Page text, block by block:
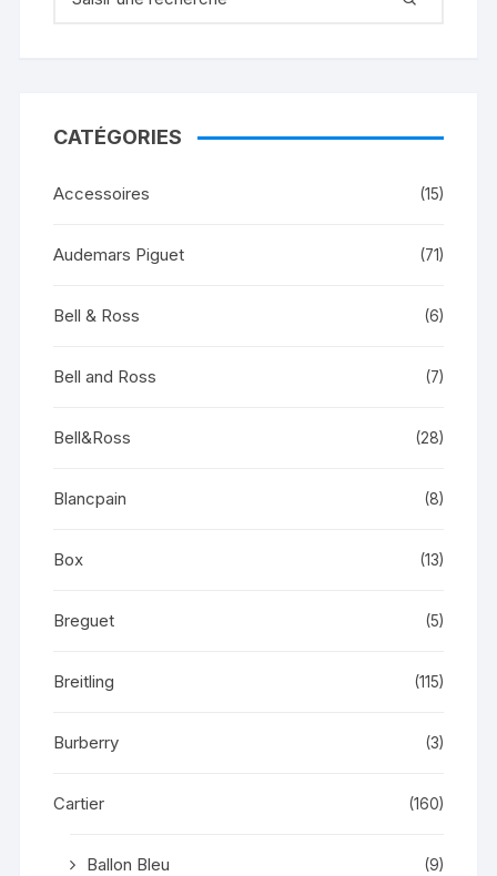
CATÉGORIES
Accessoires (15)
Audemars Piguet (71)
Bell & Ross (6)
Bell and Ross (7)
Bell&Ross (28)
Blancpain (8)
Box (13)
Breguet (5)
Breitling (115)
Burberry (3)
Cartier (160)
Ballon Bleu (9)